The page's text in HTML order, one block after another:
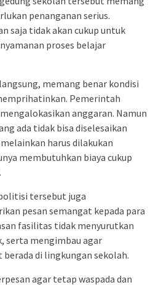
penanganan serius.
saja tidak akan cukup untuk
proses belajar
memang benar kondisi
Pemerintah
anggaran. Namun
ada tidak bisa diselesaikan
harus dilakukan
membutuhkan biaya cukup
tersebut juga
pesan semangat kepada para
fasilitas tidak menyurutkan
serta mengimbau agar
di lingkungan sekolah.
agar tetap waspada dan